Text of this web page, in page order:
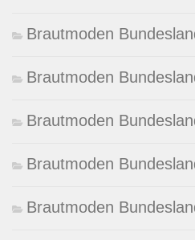
Brautmoden
Brautmoden
Brautmoden
Brautmoden
Brautmoden